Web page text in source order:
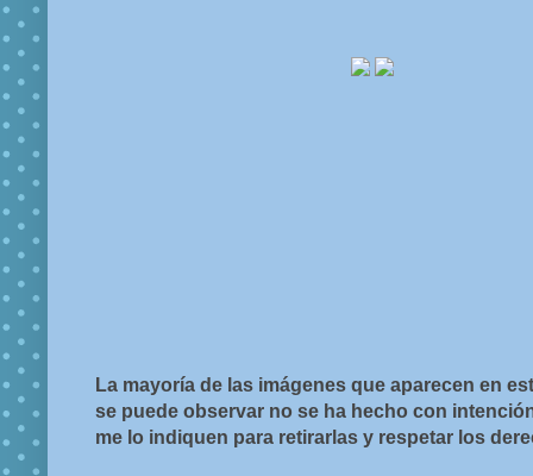
La mayoría de las imágenes que aparecen en
se puede observar no se ha hecho con
me lo indiquen para retirarlas y respetar los